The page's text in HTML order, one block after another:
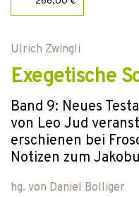
Ulrich Zwingli
Exegetische
Band 9: Neues
von Leo Jud
erschienen bei
Notizen zum
hg. von Daniel Bolliger